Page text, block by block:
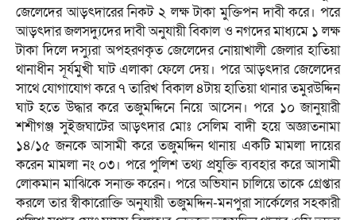
জেলেদের আড়ৎদারের নিকট ২ লক্ষ টাকা মুক্তিপন দাবী করে। পরে
আড়ৎদার জলসদ্যুদের দাবী অনুযায়ী বিকাল ও নগদের মাধ্যমে ১ লক্ষ
টাকা দিলে দস্যুরা অপহরণকৃত জেলেদের নোয়াখালী জেলার হাতিয়া
থানাধীন সূর্যমুখী ঘাট এলাকা ফেলে দেয়। পরে আড়ৎদার জেলেদের
সাথে যোগাযোগ করে ৭ তারিখ বিকাল ৪টায় হাতিয়া থানার তমুরউদ্দিন
ঘাট হতে উদ্ধার করে তজুমদ্দিনে নিয়ে আসেন। পরে ১০ জানুয়ারী
শশীগঞ্জ সুইজঘাটের আড়ৎদার মোঃ সেলিম বাদী হয়ে অজ্ঞাতনামা
১৪/১৫ জনকে আসামী করে তজুমদ্দিন থানায় একটি মামলা দায়ের
করেন মামলা নং ০৩। পরে পুলিশ তথ্য প্রযুক্তি ব্যবহার করে আসামী
লোকমান মাঝিকে সনাক্ত করেন। পরে অভিযান চালিয়ে তাকে গ্রেপ্তার
করলে তার স্বীকারোক্তি অনুযায়ী তজুমদ্দিন-মনপুরা সার্কেলের সহকারী